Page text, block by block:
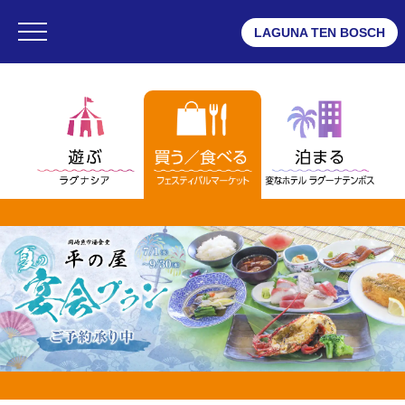
・フェスティバルマーケット
・変なホテル ラグーナテンボス
フェスティバルマーケット
・グルメ
・ショップニュース一覧
・インフォメーション
・営業時間
・団体予約
LAGUNA TEN BOSCH